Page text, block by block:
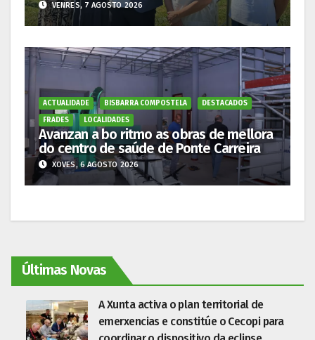
VENRES, 7 AGOSTO 2026
ACTUALIDADE BISBARRA COMPOSTELA
DESTACADOS
FRADES
LOCALIDADES
Avanzan a bo ritmo as obras de mellora
do centro de saúde de Ponte Carreira
XOVES, 6 AGOSTO 2026
Últimas Novas
A Xunta activa o plan territorial de
emerxencias e constitúe o Cecopi para